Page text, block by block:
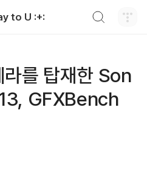
to U :+:
를 탑재한 Son
GFXBench